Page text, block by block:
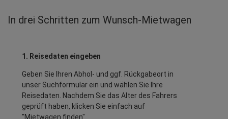
In drei Schritten zum Wunsch-Mietwagen
1. Reisedaten eingeben
Geben Sie Ihren Abhol- und ggf. Rückgabeort in
unser Suchformular ein und wählen Sie Ihre
Reisedaten. Nachdem Sie das Alter des Fahrers
geprüft haben, klicken Sie einfach auf
"Mietwagen finden".